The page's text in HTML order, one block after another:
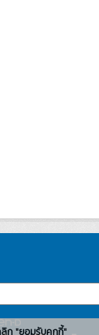
ลิก "ยอมรับคุกกี้"